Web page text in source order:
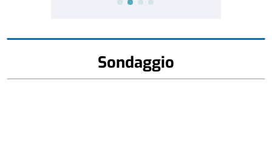
Sondaggio